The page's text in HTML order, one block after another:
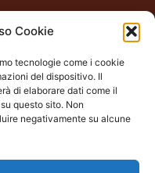
Cookie
tecnologie come i cookie
del dispositivo. Il
di elaborare dati come il
questo sito. Non
negativamente su alcune